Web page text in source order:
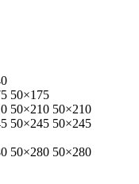
50×175
50×210 50×210
50×245 50×245
50×280 50×280